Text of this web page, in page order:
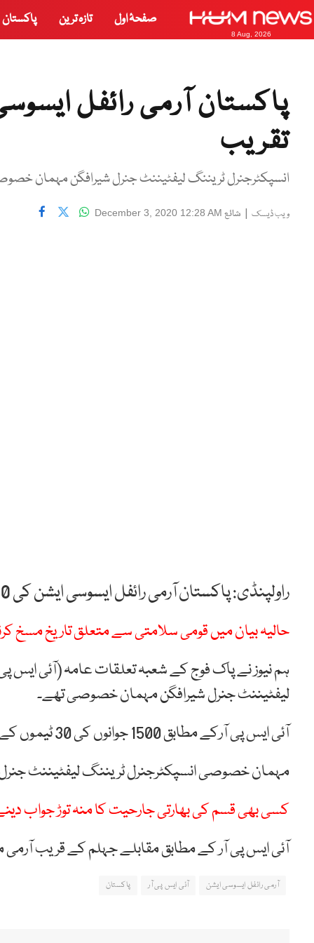
8 Aug, 2026
صفحۂ اول تازہ ترین پاکستان
تقریب
انسپکٹرجنرل ٹریننگ لیفٹیننٹ جنرل شیرافگن مہمان
ویب ڈیسک | شائع December 3, 2020 12:28 AM
راولپنڈی: پاکستان آرمی رائفل ایسوسی ایشن کی 40 ویں اختتامی تقریب منعقد ہوئی۔
حالیہ بیان میں قومی سلامتی سے متعلق تاریخ
ہم نیوز نے پاک فوج کے شعبہ تعلقات عامہ (آئی ایس
لیفٹیننٹ جنرل شیرافگن مہمان خصوصی تھے۔
آئی ایس پی آرکے مطابق 1500 جوانوں کی 30 ٹیموں کے درمیان 24 میچز کھیلے گئے۔
مہمان خصوصی انسپکٹرجنرل ٹریننگ لیفٹیننٹ جنرل
کسی بھی قسم کی بھارتی جارحیت کا منہ توڑ جواب
آئی ایس پی آر کے مطابق مقابلے جہلم کے قریب
آرمی رائفل ایسوسی ایشن آئی ایس پی آر پاکستان